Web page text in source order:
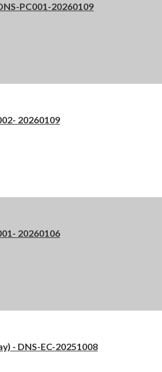
PC001-20260109
20260109
20260106
- DNS-EC-20251008